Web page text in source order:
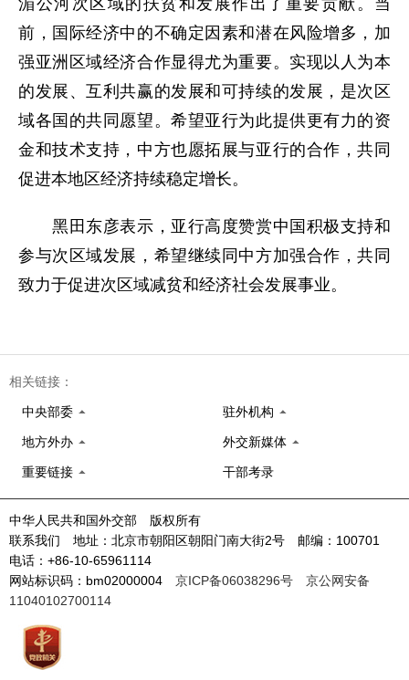
湄公河次区域的扶贫和发展作出了重要贡献。当
前，国际经济中的不确定因素和潜在风险增多，加
强亚洲区域经济合作显得尤为重要。实现以人为本
的发展、互利共赢的发展和可持续的发展，是次区
域各国的共同愿望。希望亚行为此提供更有力的资
金和技术支持，中方也愿拓展与亚行的合作，共同
促进本地区经济持续稳定增长。
黑田东彦表示，亚行高度赞赏中国积极支持和
参与次区域发展，希望继续同中方加强合作，共同
致力于促进次区域减贫和经济社会发展事业。
相关链接：
中央部委 驻外机构
地方外办 外交新媒体
重要链接 干部考录
中华人民共和国外交部 版权所有
联系我们 地址：北京市朝阳区朝阳门南大街2号 邮编：100701
电话：+86-10-65961114
网站标识码：bm02000004 京ICP备06038296号
京公网安备
11040102700114